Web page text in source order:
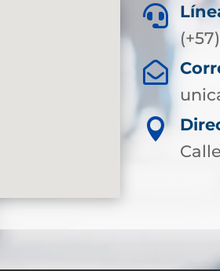


